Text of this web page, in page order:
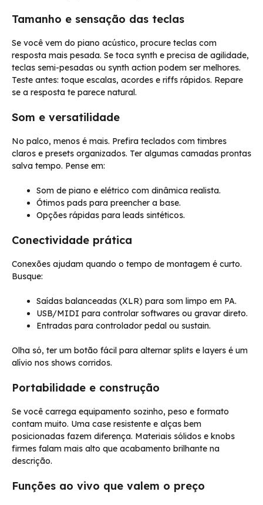
Tamanho e sensação das teclas
Se você vem do piano acústico, procure teclas com
resposta mais pesada. Se toca synth e precisa de agilidade,
teclas semi-pesadas ou synth action podem ser melhores.
Teste antes: toque escalas, acordes e riffs rápidos. Repare
se a resposta te parece natural.
Som e versatilidade
No palco, menos é mais. Prefira teclados com timbres
claros e presets organizados. Ter algumas camadas prontas
salva tempo. Pense em:
Som de piano e elétrico com dinâmica realista.
Ótimos pads para preencher a base.
Opções rápidas para leads sintéticos.
Conectividade prática
Conexões ajudam quando o tempo de montagem é curto.
Busque:
Saídas balanceadas (XLR) para som limpo em PA.
USB/MIDI para controlar softwares ou gravar direto.
Entradas para controlador pedal ou sustain.
Olha só, ter um botão fácil para alternar splits e layers é um
alívio nos shows corridos.
Portabilidade e construção
Se você carrega equipamento sozinho, peso e formato
contam muito. Uma case resistente e alças bem
posicionadas fazem diferença. Materiais sólidos e knobs
firmes falam mais alto que acabamento brilhante na
descrição.
Funções ao vivo que valem o preço